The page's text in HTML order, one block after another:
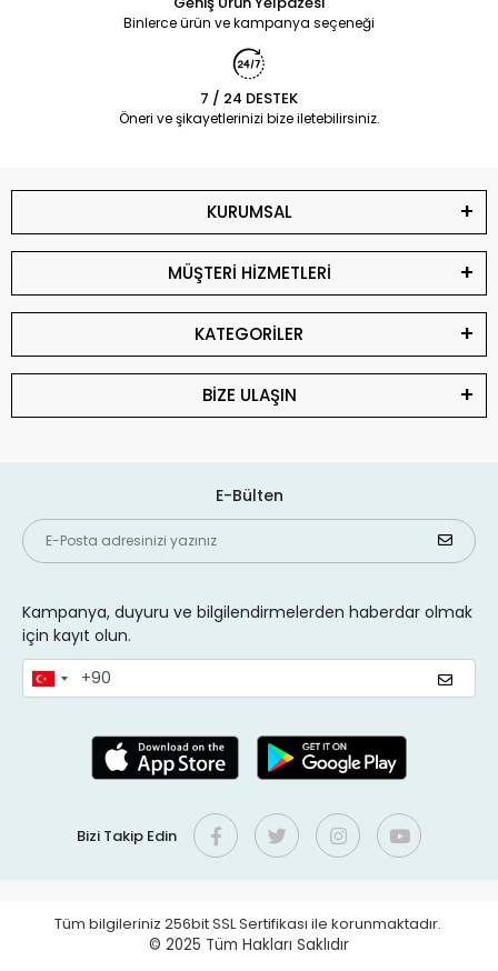
Binlerce ürün ve kampanya seçeneği
7 / 24 DESTEK
Öneri ve şikayetlerinizi bize iletebilirsiniz.
KURUMSAL
MÜŞTERİ HİZMETLERİ
KATEGORİLER
BİZE ULAŞIN
E-Bülten
Kampanya, duyuru ve bilgilendirmelerden haberdar olmak
için kayıt olun.
Bizi Takip Edin
Tüm bilgileriniz 256bit SSL Sertifikası ile korunmaktadır.
© 2025 Tüm Hakları Saklıdır